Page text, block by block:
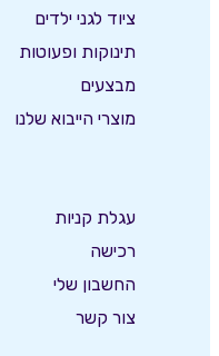
ציוד לגני ילדים
תינוקות ופעוטות
מבצעים
מוצרי הייבוא שלנו
עגלת קניות
רכישה
החשבון שלי
צור קשר